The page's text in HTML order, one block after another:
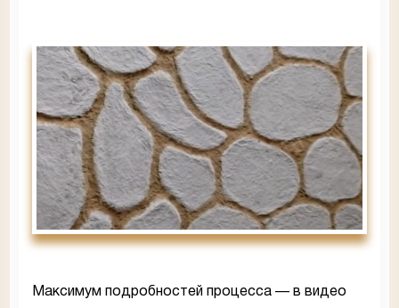
Максимум подробностей процесса — в видео